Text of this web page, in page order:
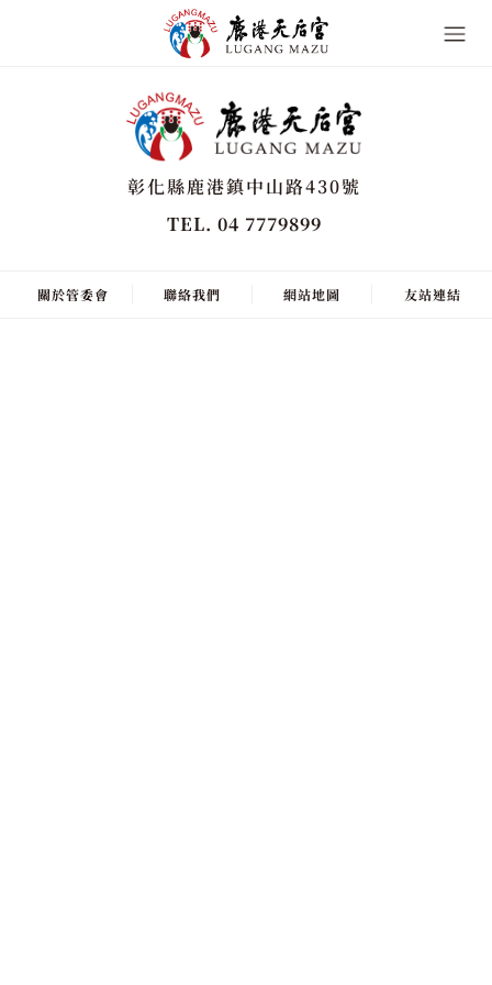
彰化縣鹿港鎮中山路430號
TEL. 04 7779899
關於管委會 聯絡我們 網站地圖 友站連結